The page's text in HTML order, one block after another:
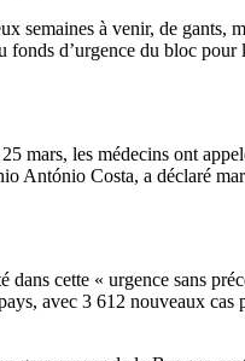
à venir, de gants,
d’urgence du bloc
les médecins ont
António Costa, a déclaré
cette « urgence sans
avec 3 612 nouveaux cas